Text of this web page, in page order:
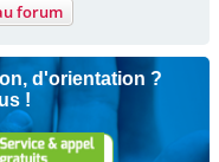
forum
d'orientation ?
!